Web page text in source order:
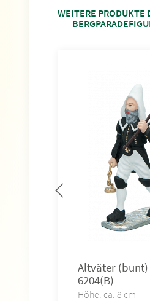
WEITERE PRODUKTE
Altväter (bunt)
6204(B)
Höhe: ca. 8 cm